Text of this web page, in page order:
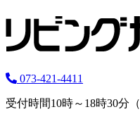
073-421-4411
受付時間10時～18時30分